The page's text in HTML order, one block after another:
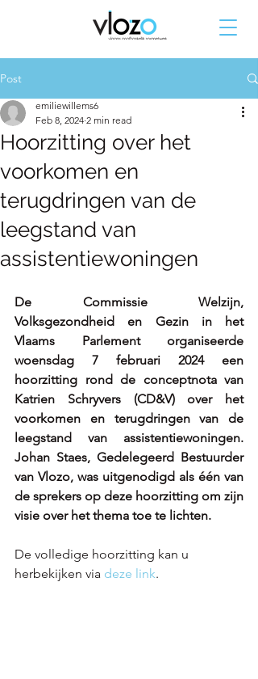
Post
Hoorzitting over het
voorkomen en
terugdringen van de
leegstand van
assistentiewoningen
emiliewillems6
Feb 8, 2024 2 min read
De Commissie Welzijn,
Volksgezondheid en Gezin in het
Vlaams Parlement organiseerde
woensdag 7 februari 2024 een
hoorzitting rond de conceptnota van
Katrien Schryvers (CD&V) over het
voorkomen en terugdringen van de
leegstand van assistentiewoningen.
Johan Staes, Gedelegeerd Bestuurder
van Vlozo, was uitgenodigd als één van
de sprekers op deze hoorzitting om zijn
visie over het thema toe te lichten.
De volledige hoorzitting kan u
herbekijken via deze link.